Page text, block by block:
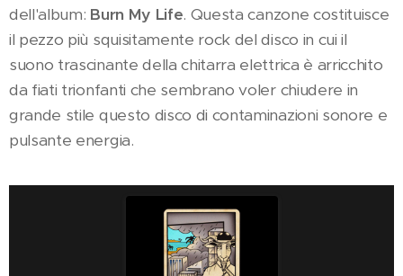
dell'album: Burn My Life. Questa canzone costituisce
il pezzo più squisitamente rock del disco in cui il
suono trascinante della chitarra elettrica è arricchito
da fiati trionfanti che sembrano voler chiudere in
grande stile questo disco di contaminazioni sonore e
pulsante energia.